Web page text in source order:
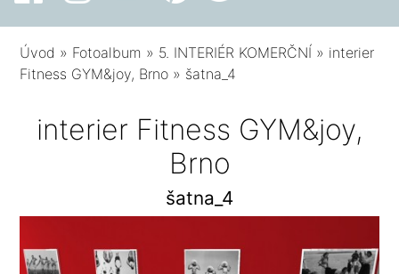
Úvod » Fotoalbum » 5. INTERIÉR KOMERČNÍ » interier
Fitness GYM&joy, Brno » šatna_4
interier Fitness GYM&joy,
Brno
šatna_4